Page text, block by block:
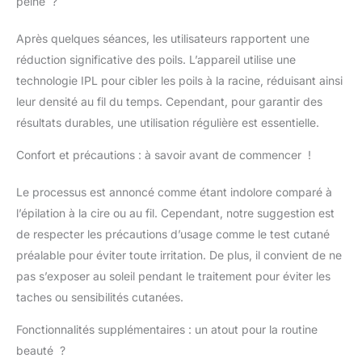
Après quelques séances, les utilisateurs rapportent une
réduction significative des poils. L’appareil utilise une
technologie IPL pour cibler les poils à la racine, réduisant ainsi
leur densité au fil du temps. Cependant, pour garantir des
résultats durables, une utilisation régulière est essentielle.
Confort et précautions : à savoir avant de commencer !
Le processus est annoncé comme étant indolore comparé à
l’épilation à la cire ou au fil. Cependant, notre suggestion est
de respecter les précautions d’usage comme le test cutané
préalable pour éviter toute irritation. De plus, il convient de ne
pas s’exposer au soleil pendant le traitement pour éviter les
taches ou sensibilités cutanées.
Fonctionnalités supplémentaires : un atout pour la routine
beauté ?